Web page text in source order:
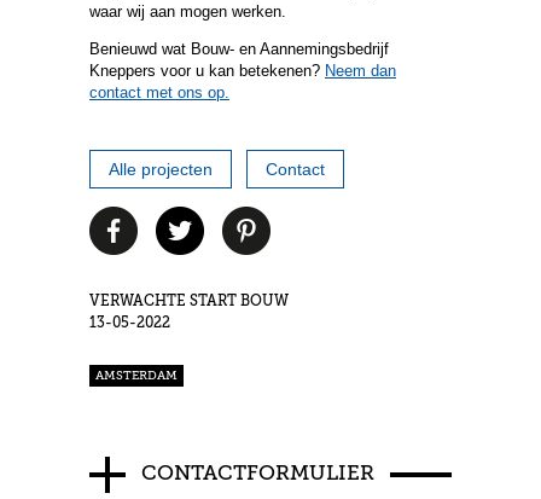
waar wij aan mogen werken.
Benieuwd wat Bouw- en Aannemingsbedrijf
Kneppers voor u kan betekenen? Neem dan
contact met ons op.
Alle projecten Contact
VERWACHTE START BOUW
13-05-2022
AMSTERDAM
CONTACTFORMULIER